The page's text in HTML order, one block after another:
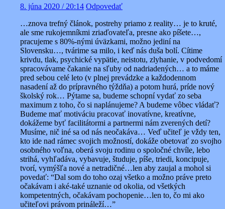
8. júna 2020 / 20:14 Odpovedať
…znova trefný článok, postrehy priamo z reality… je to kruté,
ale sme rukojemníkmi zriaďovateľa, presne ako píšete…,
pracujeme s 80%-nými úväzkami, možno jediní na
Slovensku…, tvárime sa milo, i keď nás duša bolí. Cítime
krivdu, tlak, psychické vypätie, neistotu, zlyhanie, v podvedomí
spracovávame čakanie na sľuby od nadriadených… a to máme
pred sebou celé leto (v plnej prevádzke a každodennom
nasadení až do prípravného týždňa) a potom hurá, príde nový
školský rok… Pýtame sa, budeme schopní vydať zo seba
maximum z toho, čo si naplánujeme? A budeme vôbec vládať?
Budeme mať motiváciu pracovať inovatívne, kreatívne,
dokážeme byť facilitátormi a partnermi nám zverených detí?
Musíme, nič iné sa od nás neočakáva… Veď učiteľ je vždy ten,
kto ide nad rámec svojich možností, dokáže obetovať zo svojho
osobného voľna, oberá svoju rodinu o spoločné chvíle, lebo
strihá, vyhľadáva, vybavuje, študuje, píše, triedi, koncipuje,
tvorí, vymýšľa nové a netradičné…len aby zaujal a mohol si
povedať: “Dal som do toho ozaj všetko a možno práve preto
očakávam i aké-také uznanie od okolia, od všetkých
kompetentných, očakávam pochopenie…len to, čo mi ako
učiteľovi právom prináleží…”